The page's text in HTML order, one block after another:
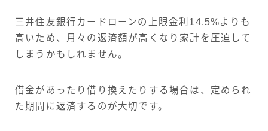
三井住友銀行カードローンの上限金利14.5%よりも
高いため、月々の返済額が高くなり家計を圧迫して
しまうかもしれません。
借金があったり借り換えたりする場合は、定められ
た期間に返済するのが大切です。